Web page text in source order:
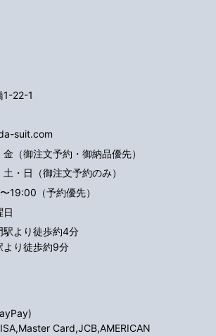
1-22-1
suit.com
（御注文予約・御納品優先）
・日（御注文予約のみ）
19:00（予約優先）
日
駅より徒歩約4分
より徒歩約9分
Card,JCB,AMERICAN